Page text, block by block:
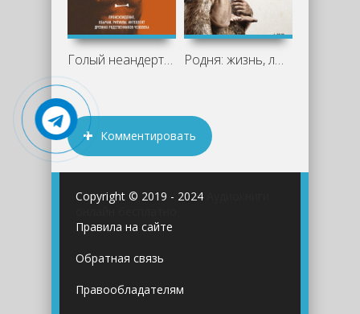
Голый неандерталец. Происхождение, Родня: жизнь, любовь, искусство и
Комментировать
Copyright © 2019 - 2024
Правила на сайте
Обратная связь
Правообладателям